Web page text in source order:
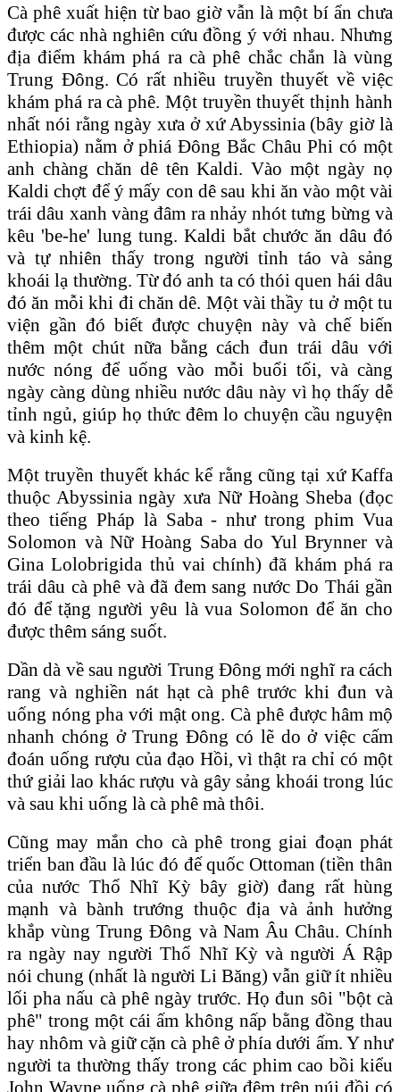
Cà phê xuất hiện từ bao giờ vẫn là một bí ẩn chưa
được các nhà nghiên cứu đồng ý với nhau. Nhưng
địa điểm khám phá ra cà phê chắc chắn là vùng
Trung Ðông. Có rất nhiều truyền thuyết về việc
khám phá ra cà phê. Một truyền thuyết thịnh hành
nhất nói rằng ngày xưa ở xứ Abyssinia (bây giờ là
Ethiopia) nằm ở phiá Ðông Bắc Châu Phi có một
anh chàng chăn dê tên Kaldi. Vào một ngày nọ
Kaldi chợt để ý mấy con dê sau khi ăn vào một vài
trái dâu xanh vàng đâm ra nhảy nhót tưng bừng và
kêu 'be-he' lung tung. Kaldi bắt chước ăn dâu đó
và tự nhiên thấy trong người tỉnh táo và sảng
khoái lạ thường. Từ đó anh ta có thói quen hái dâu
đó ăn mỗi khi đi chăn dê. Một vài thầy tu ở một tu
viện gần đó biết được chuyện này và chế biến
thêm một chút nữa bằng cách đun trái dâu với
nước nóng để uống vào mỗi buổi tối, và càng
ngày càng dùng nhiều nước dâu này vì họ thấy dễ
tỉnh ngủ, giúp họ thức đêm lo chuyện cầu nguyện
và kinh kệ.
Một truyền thuyết khác kể rằng cũng tại xứ Kaffa
thuộc Abyssinia ngày xưa Nữ Hoàng Sheba (đọc
theo tiếng Pháp là Saba - như trong phim Vua
Solomon và Nữ Hoàng Saba do Yul Brynner và
Gina Lolobrigida thủ vai chính) đã khám phá ra
trái dâu cà phê và đã đem sang nước Do Thái gần
đó để tặng người yêu là vua Solomon để ăn cho
được thêm sáng suốt.
Dần dà về sau người Trung Ðông mới nghĩ ra cách
rang và nghiền nát hạt cà phê trước khi đun và
uống nóng pha với mật ong. Cà phê được hâm mộ
nhanh chóng ở Trung Ðông có lẽ do ở việc cấm
đoán uống rượu của đạo Hồi, vì thật ra chỉ có một
thứ giải lao khác rượu và gây sảng khoái trong lúc
và sau khi uống là cà phê mà thôi.
Cũng may mắn cho cà phê trong giai đoạn phát
triển ban đầu là lúc đó đế quốc Ottoman (tiền thân
của nước Thổ Nhĩ Kỳ bây giờ) đang rất hùng
mạnh và bành trướng thuộc địa và ảnh hưởng
khắp vùng Trung Ðông và Nam Âu Châu. Chính
ra ngày nay người Thổ Nhĩ Kỳ và người Á Rập
nói chung (nhất là người Li Băng) vẫn giữ ít nhiều
lối pha nấu cà phê ngày trước. Họ đun sôi "bột cà
phê" trong một cái ấm không nấp bằng đồng thau
hay nhôm và giữ cặn cà phê ở phía dưới ấm. Y như
người ta thường thấy trong các phim cao bồi kiểu
John Wayne uống cà phê giữa đêm trên núi đồi có